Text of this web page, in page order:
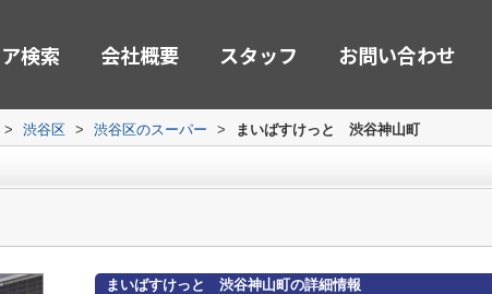
検索 会社概要 スタッフ お問い合わせ
> 渋谷区 > 渋谷区のスーパー > まいばすけっと 渋谷神山町
まいばすけっと 渋谷神山町の詳細情報